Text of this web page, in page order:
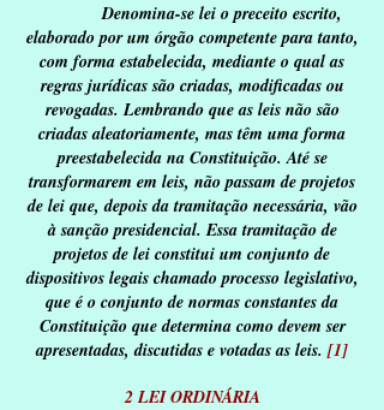
Denomina-se lei o preceito escrito,
elaborado por um órgão competente para tanto,
com forma estabelecida, mediante o qual as
regras jurídicas são criadas, modificadas ou
revogadas. Lembrando que as leis não são
criadas aleatoriamente, mas têm uma forma
preestabelecida na Constituição. Até se
transformarem em leis, não passam de projetos
de lei que, depois da tramitação necessária, vão
à sanção presidencial. Essa tramitação de
projetos de lei constitui um conjunto de
dispositivos legais chamado processo legislativo,
que é o conjunto de normas constantes da
Constituição que determina como devem ser
apresentadas, discutidas e votadas as leis.[1]
2 LEI ORDINÁRIA